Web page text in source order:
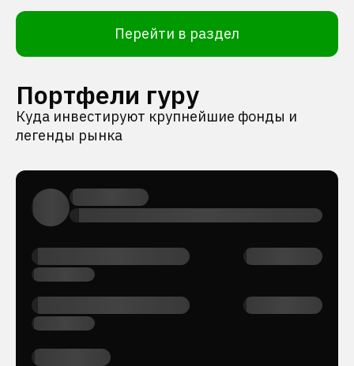
Перейти в раздел
Портфели гуру
Куда инвестируют крупнейшие фонды и
легенды рынка